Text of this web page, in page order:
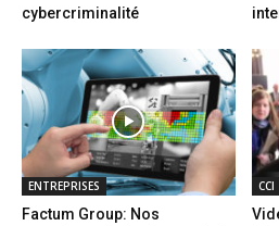
cybercriminalité
ENTREPRISES
Factum Group: Nos
CCI